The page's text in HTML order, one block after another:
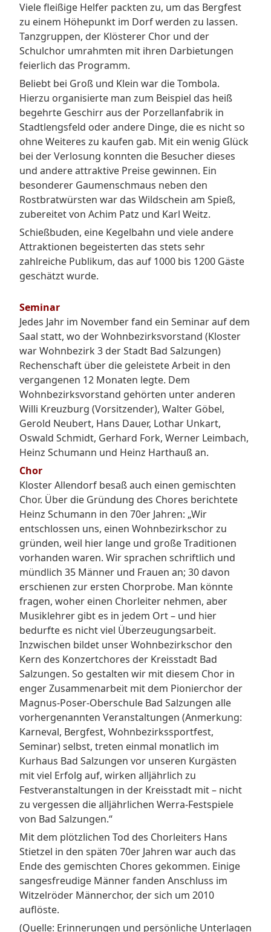
Viele fleißige Helfer packten zu, um das Bergfest
zu einem Höhepunkt im Dorf werden zu lassen.
Tanzgruppen, der Klösterer Chor und der
Schulchor umrahmten mit ihren Darbietungen
feierlich das Programm.
Beliebt bei Groß und Klein war die Tombola.
Hierzu organisierte man zum Beispiel das heiß
begehrte Geschirr aus der Porzellanfabrik in
Stadtlengsfeld oder andere Dinge, die es nicht so
ohne Weiteres zu kaufen gab. Mit ein wenig Glück
bei der Verlosung konnten die Besucher dieses
und andere attraktive Preise gewinnen. Ein
besonderer Gaumenschmaus neben den
Rostbratwürsten war das Wildschein am Spieß,
zubereitet von Achim Patz und Karl Weitz.
Schießbuden, eine Kegelbahn und viele andere
Attraktionen begeisterten das stets sehr
zahlreiche Publikum, das auf 1000 bis 1200 Gäste
geschätzt wurde.
Seminar
Jedes Jahr im November fand ein Seminar auf dem
Saal statt, wo der Wohnbezirksvorstand (Kloster
war Wohnbezirk 3 der Stadt Bad Salzungen)
Rechenschaft über die geleistete Arbeit in den
vergangenen 12 Monaten legte. Dem
Wohnbezirksvorstand gehörten unter anderen
Willi Kreuzburg (Vorsitzender), Walter Göbel,
Gerold Neubert, Hans Dauer, Lothar Unkart,
Oswald Schmidt, Gerhard Fork, Werner Leimbach,
Heinz Schumann und Heinz Harthauß an.
Chor
Kloster Allendorf besaß auch einen gemischten
Chor. Über die Gründung des Chores berichtete
Heinz Schumann in den 70er Jahren: „Wir
entschlossen uns, einen Wohnbezirkschor zu
gründen, weil hier lange und große Traditionen
vorhanden waren. Wir sprachen schriftlich und
mündlich 35 Männer und Frauen an; 30 davon
erschienen zur ersten Chorprobe. Man könnte
fragen, woher einen Chorleiter nehmen, aber
Musiklehrer gibt es in jedem Ort – und hier
bedurfte es nicht viel Überzeugungsarbeit.
Inzwischen bildet unser Wohnbezirkschor den
Kern des Konzertchores der Kreisstadt Bad
Salzungen. So gestalten wir mit diesem Chor in
enger Zusammenarbeit mit dem Pionierchor der
Magnus-Poser-Oberschule Bad Salzungen alle
vorhergenannten Veranstaltungen (Anmerkung:
Karneval, Bergfest, Wohnbezirkssportfest,
Seminar) selbst, treten einmal monatlich im
Kurhaus Bad Salzungen vor unseren Kurgästen
mit viel Erfolg auf, wirken alljährlich zu
Festveranstaltungen in der Kreisstadt mit – nicht
zu vergessen die alljährlichen Werra-Festspiele
von Bad Salzungen.“
Mit dem plötzlichen Tod des Chorleiters Hans
Stietzel in den späten 70er Jahren war auch das
Ende des gemischten Chores gekommen. Einige
sangesfreudige Männer fanden Anschluss im
Witzelröder Männerchor, der sich um 2010
auflöste.
(Quelle: Erinnerungen und persönliche Unterlagen